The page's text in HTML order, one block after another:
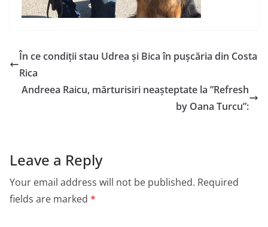
În ce condiții stau Udrea și Bica în pușcăria din Costa
Rica
Andreea Raicu, mărturisiri neașteptate la ”Refresh
by Oana Turcu”:
Leave a Reply
Your email address will not be published. Required
fields are marked *